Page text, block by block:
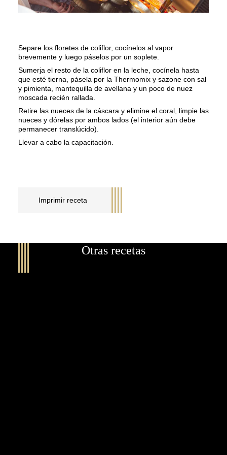
Separe los floretes de coliflor, cocínelos al vapor
brevemente y luego páselos por un soplete.
Sumerja el resto de la coliflor en la leche, cocínela hasta
que esté tierna, pásela por la Thermomix y sazone con sal
y pimienta, mantequilla de avellana y un poco de nuez
moscada recién rallada.
Retire las nueces de la cáscara y elimine el coral, limpie las
nueces y dórelas por ambos lados (el interior aún debe
permanecer translúcido).
Llevar a cabo la capacitación.
Imprimir receta
Otras recetas